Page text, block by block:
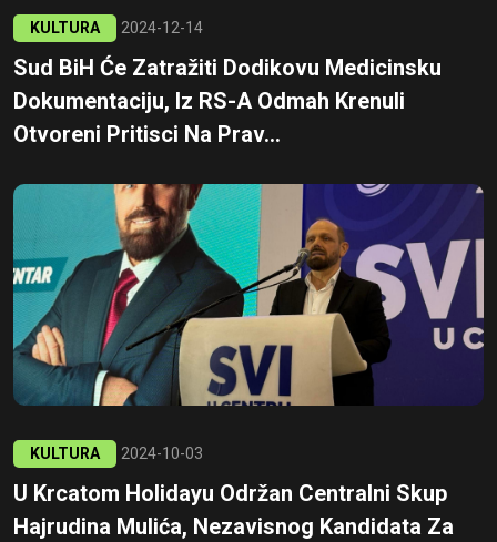
KULTURA 2024-12-14
Sud BiH Će Zatražiti Dodikovu Medicinsku
Dokumentaciju, Iz RS-A Odmah Krenuli
Otvoreni Pritisci Na Prav...
KULTURA 2024-10-03
U Krcatom Holidayu Održan Centralni Skup
Hajrudina Mulića, Nezavisnog Kandidata Za